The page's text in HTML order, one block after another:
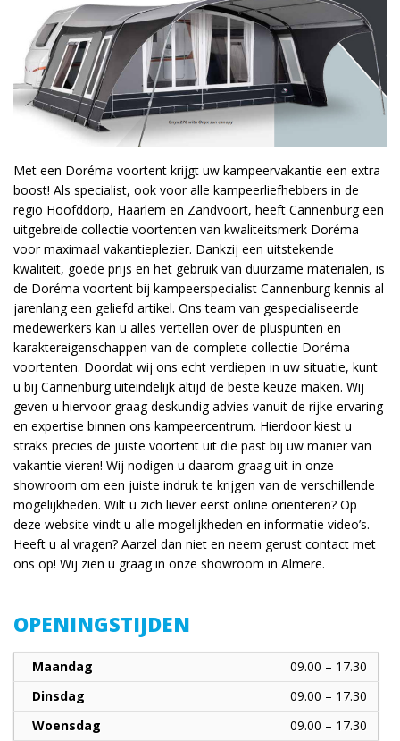
Met een Doréma voortent krijgt uw kampeervakantie een extra
boost! Als specialist, ook voor alle kampeerliefhebbers in de
regio Hoofddorp, Haarlem en Zandvoort, heeft Cannenburg een
uitgebreide collectie voortenten van kwaliteitsmerk Doréma
voor maximaal vakantieplezier. Dankzij een uitstekende
kwaliteit, goede prijs en het gebruik van duurzame materialen, is
de Doréma voortent bij kampeerspecialist Cannenburg kennis al
jarenlang een geliefd artikel. Ons team van gespecialiseerde
medewerkers kan u alles vertellen over de pluspunten en
karaktereigenschappen van de complete collectie Doréma
voortenten. Doordat wij ons echt verdiepen in uw situatie, kunt
u bij Cannenburg uiteindelijk altijd de beste keuze maken. Wij
geven u hiervoor graag deskundig advies vanuit de rijke ervaring
en expertise binnen ons kampeercentrum. Hierdoor kiest u
straks precies de juiste voortent uit die past bij uw manier van
vakantie vieren! Wij nodigen u daarom graag uit in onze
showroom om een juiste indruk te krijgen van de verschillende
mogelijkheden. Wilt u zich liever eerst online oriënteren? Op
deze website vindt u alle mogelijkheden en informatie video’s.
Heeft u al vragen? Aarzel dan niet en neem gerust contact met
ons op! Wij zien u graag in onze showroom in Almere.
OPENINGSTIJDEN
Maandag
09.00 – 17.30
Dinsdag
09.00 – 17.30
Woensdag
09.00 – 17.30